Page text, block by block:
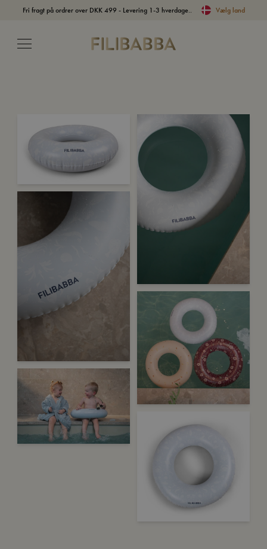
Fri fragt på ordrer over DKK 499 - Levering 1-3 hverdage.. Vælg land